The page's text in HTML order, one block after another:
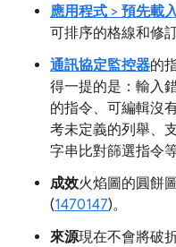
應用程式 > 預先載
可排序的格線和修
通訊協定監控器的
得一提的是：輸入
的指令、可編輯沒
考未定義的列舉、
字串比對篩選指令
成效火焰圖的圓餅
(1470147)。
來源現在不會將破